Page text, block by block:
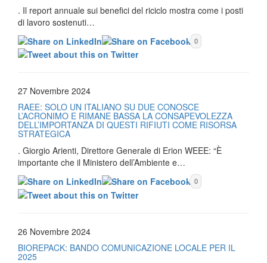
. Il report annuale sui benefici del riciclo mostra come i posti
di lavoro sostenuti…
0
27 Novembre 2024
RAEE: SOLO UN ITALIANO SU DUE CONOSCE
L’ACRONIMO E RIMANE BASSA LA CONSAPEVOLEZZA
DELL’IMPORTANZA DI QUESTI RIFIUTI COME RISORSA
STRATEGICA
. Giorgio Arienti, Direttore Generale di Erion WEEE: “È
importante che il Ministero dell’Ambiente e…
0
26 Novembre 2024
BIOREPACK: BANDO COMUNICAZIONE LOCALE PER IL
2025